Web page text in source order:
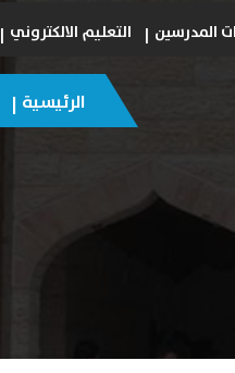
المدرسين التعليم الالكتروني
الرئيسية